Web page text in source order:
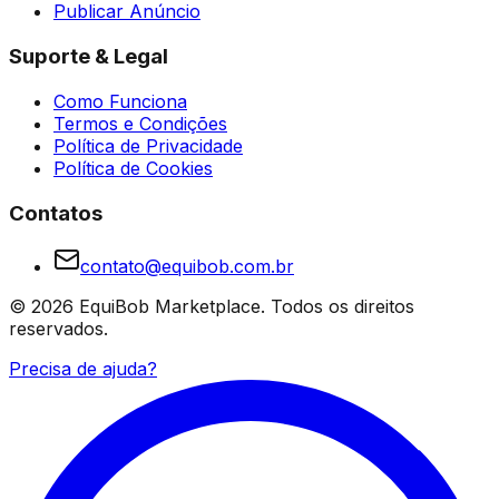
Publicar Anúncio
Suporte & Legal
Como Funciona
Termos e Condições
Política de Privacidade
Política de Cookies
Contatos
contato@equibob.com.br
© 2026 EquiBob Marketplace. Todos os direitos
reservados.
Precisa de ajuda?